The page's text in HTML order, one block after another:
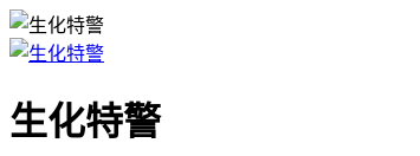
生化特警